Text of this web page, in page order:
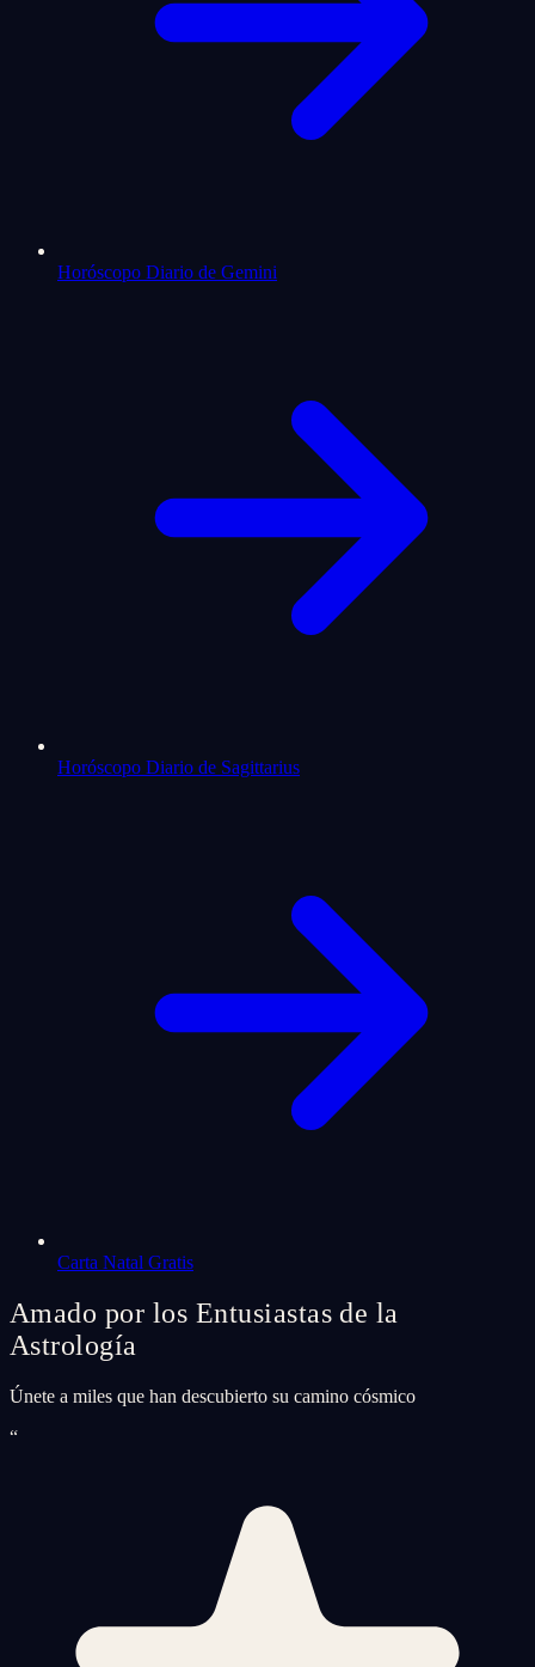
Horóscopo Diario de Gemini
Horóscopo Diario de Sagittarius
Carta Natal Gratis
Amado por los Entusiastas de la
Astrología
Únete a miles que han descubierto su camino cósmico
“